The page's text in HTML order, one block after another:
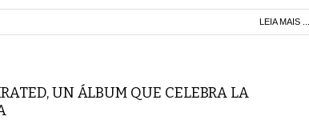
LEIA MAIS ...
UN ÁLBUM QUE CELEBRA LA